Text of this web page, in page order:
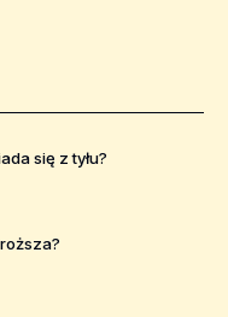
się z tyłu?